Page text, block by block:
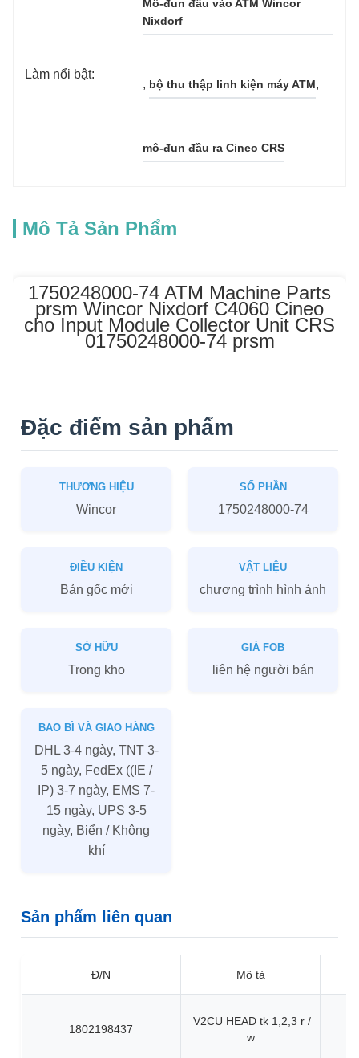
Làm nổi bật:
Mô-đun đầu vào ATM Wincor
Nixdorf
, bộ thu thập linh kiện máy ATM,
mô-đun đầu ra Cineo CRS
Mô Tả Sản Phẩm
1750248000-74 ATM Machine Parts
prsm Wincor Nixdorf C4060 Cineo
cho Input Module Collector Unit CRS
01750248000-74 prsm
Đặc điểm sản phẩm
THƯƠNG HIỆU
Wincor
SỐ PHẦN
1750248000-74
ĐIỀU KIỆN
Bản gốc mới
VẬT LIỆU
chương trình hình ảnh
SỞ HỮU
Trong kho
GIÁ FOB
liên hệ người bán
BAO BÌ VÀ GIAO HÀNG
DHL 3-4 ngày, TNT 3-
5 ngày, FedEx ((IE /
IP) 3-7 ngày, EMS 7-
15 ngày, UPS 3-5
ngày, Biển / Không
khí
Sản phẩm liên quan
Đ/N Mô tả
1802198437
V2CU HEAD tk 1,2,3 r /
w